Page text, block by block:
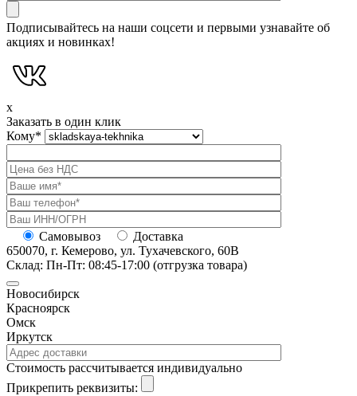
Подписывайтесь на наши соцсети и первыми узнавайте об
акциях и новинках!
x
Заказать в один клик
Кому*
Самовывоз
Доставка
650070, г. Кемерово, ул. Тухачевского, 60В
Склад: Пн-Пт: 08:45-17:00 (отгрузка товара)
Новосибирск
Красноярск
Омск
Иркутск
Cтоимость рассчитывается индивидуально
Прикрепить реквизиты: